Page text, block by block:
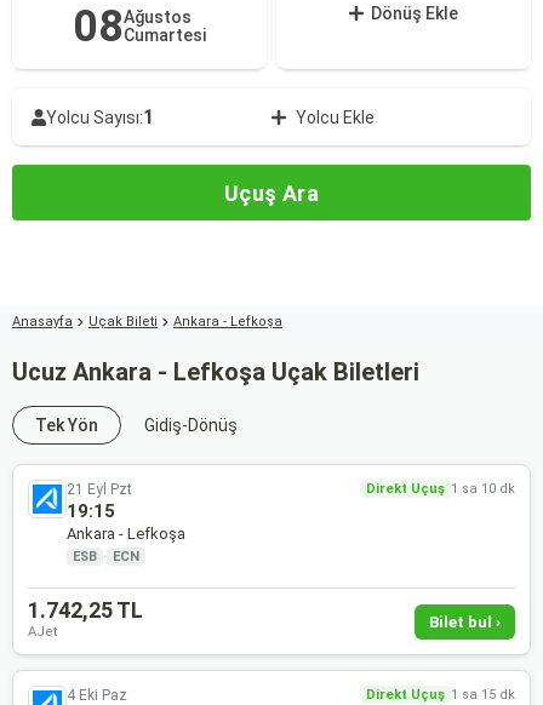
08Ağustos
Cumartesi
Dönüş Ekle
Yolcu Sayısı:1 Yolcu Ekle
Uçuş Ara
Anasayfa Uçak Bileti Ankara - Lefkoşa
Ucuz Ankara - Lefkoşa Uçak Biletleri
Tek Yön Gidiş-Dönüş
21 Eyl Pzt Direkt Uçuş 1 sa 10 dk
19:15
Ankara - Lefkoşa
ESB · ECN
1.742,25 TL
AJet
Bilet bul ›
4 Eki Paz Direkt Uçuş 1 sa 15 dk